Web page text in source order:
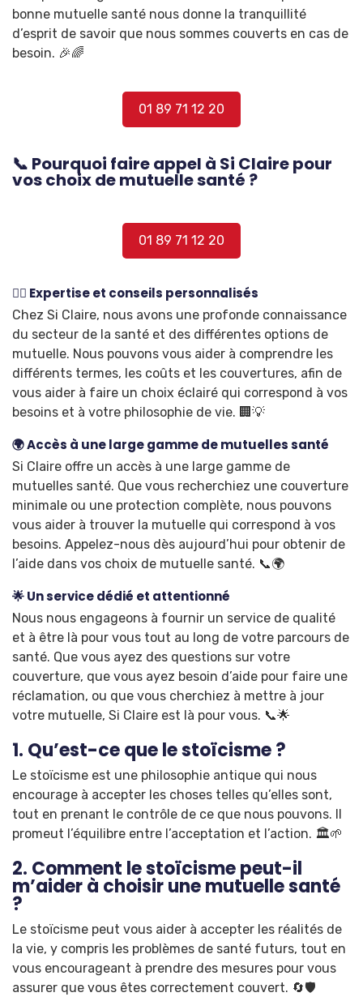
bonne mutuelle santé nous donne la tranquillité
d’esprit de savoir que nous sommes couverts en cas de
besoin. 🎉🌈
01 89 71 12 20
📞 Pourquoi faire appel à Si Claire pour
vos choix de mutuelle santé ?
01 89 71 12 20
🕵️‍♀️ Expertise et conseils personnalisés
Chez Si Claire, nous avons une profonde connaissance
du secteur de la santé et des différentes options de
mutuelle. Nous pouvons vous aider à comprendre les
différents termes, les coûts et les couvertures, afin de
vous aider à faire un choix éclairé qui correspond à vos
besoins et à votre philosophie de vie. 🏢💡
🌍 Accès à une large gamme de mutuelles santé
Si Claire offre un accès à une large gamme de
mutuelles santé. Que vous recherchiez une couverture
minimale ou une protection complète, nous pouvons
vous aider à trouver la mutuelle qui correspond à vos
besoins. Appelez-nous dès aujourd’hui pour obtenir de
l’aide dans vos choix de mutuelle santé. 📞🌍
🌟 Un service dédié et attentionné
Nous nous engageons à fournir un service de qualité
et à être là pour vous tout au long de votre parcours de
santé. Que vous ayez des questions sur votre
couverture, que vous ayez besoin d’aide pour faire une
réclamation, ou que vous cherchiez à mettre à jour
votre mutuelle, Si Claire est là pour vous. 📞🌟
1. Qu’est-ce que le stoïcisme ?
Le stoïcisme est une philosophie antique qui nous
encourage à accepter les choses telles qu’elles sont,
tout en prenant le contrôle de ce que nous pouvons. Il
promeut l’équilibre entre l’acceptation et l’action. 🏛️🌱
2. Comment le stoïcisme peut-il
m’aider à choisir une mutuelle santé
?
Le stoïcisme peut vous aider à accepter les réalités de
la vie, y compris les problèmes de santé futurs, tout en
vous encourageant à prendre des mesures pour vous
assurer que vous êtes correctement couvert. 🔄🛡️